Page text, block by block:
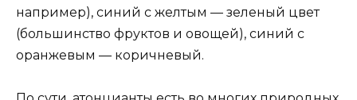
например), синий с желтым — зеленый цвет
(большинство фруктов и овощей), синий с
оранжевым — коричневый.